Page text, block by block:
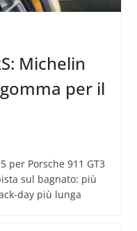
Michelin
per il
per Porsche 911 GT3
sul bagnato: più
day più lunga